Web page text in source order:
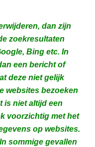
dan zijn
zoekresultaten
Bing etc. In
een bericht of
deze niet gelijk
websites bezoeken
is niet altijd een
voorzichtig met het
op websites.
sommige gevallen